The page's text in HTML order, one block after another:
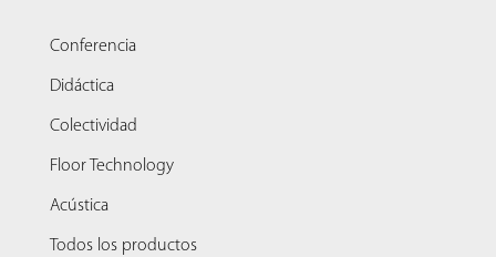
Conferencia
Didáctica
Colectividad
Floor Technology
Acústica
Todos los productos